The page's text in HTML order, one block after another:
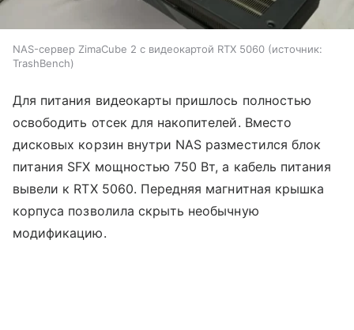
NAS-сервер ZimaCube 2 с видеокартой RTX 5060
источник:
TrashBench
Для питания видеокарты пришлось полностью
освободить отсек для накопителей. Вместо
дисковых корзин внутри NAS разместился блок
питания SFX мощностью 750 Вт, а кабель питания
вывели к RTX 5060. Передняя магнитная крышка
корпуса позволила скрыть необычную
модификацию.